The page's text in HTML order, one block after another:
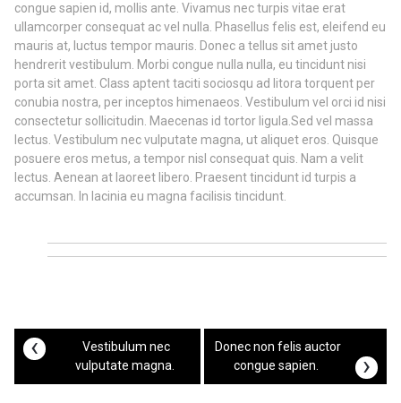
congue sapien id, mollis ante. Vivamus nec turpis vitae erat
ullamcorper consequat ac vel nulla. Phasellus felis est, eleifend eu
mauris at, luctus tempor mauris. Donec a tellus sit amet justo
hendrerit vestibulum. Morbi congue nulla nulla, eu tincidunt nisi
porta sit amet. Class aptent taciti sociosqu ad litora torquent per
conubia nostra, per inceptos himenaeos. Vestibulum vel orci id nisi
consectetur sollicitudin. Maecenas id tortor ligula.Sed vel massa
lectus. Vestibulum nec vulputate magna, ut aliquet eros. Quisque
posuere eros metus, a tempor nisl consequat quis. Nam a velit
lectus. Aenean at laoreet libero. Praesent tincidunt id turpis a
accumsan. In lacinia eu magna facilisis tincidunt.
‹
Vestibulum nec
vulputate magna.
Donec non felis auctor
congue sapien.
›